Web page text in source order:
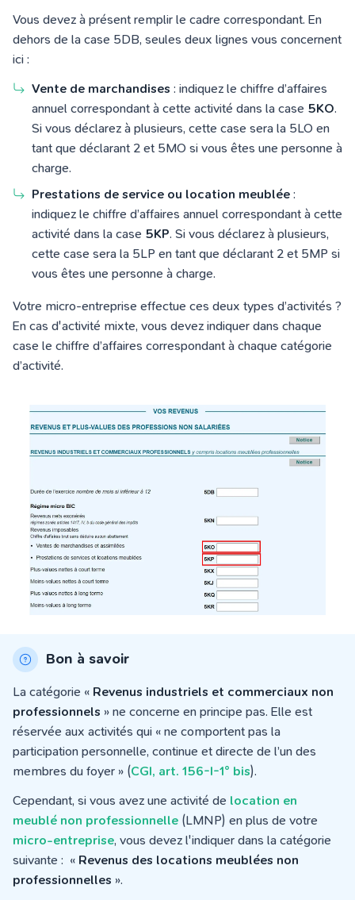
Vous devez à présent remplir le cadre correspondant. En
dehors de la case 5DB, seules deux lignes vous concernent
ici :
Vente de marchandises : indiquez le chiffre d’affaires
annuel correspondant à cette activité dans la case 5KO.
Si vous déclarez à plusieurs, cette case sera la 5LO en
tant que déclarant 2 et 5MO si vous êtes une personne à
charge.
Prestations de service ou location meublée :
indiquez le chiffre d’affaires annuel correspondant à cette
activité dans la case 5KP. Si vous déclarez à plusieurs,
cette case sera la 5LP en tant que déclarant 2 et 5MP si
vous êtes une personne à charge.
Votre micro-entreprise effectue ces deux types d’activités ?
En cas d'activité mixte, vous devez indiquer dans chaque
case le chiffre d’affaires correspondant à chaque catégorie
d’activité.
Bon à savoir
La catégorie « Revenus industriels et commerciaux non
professionnels » ne concerne en principe pas. Elle est
réservée aux activités qui « ne comportent pas la
participation personnelle, continue et directe de l’un des
membres du foyer » (CGI, art. 156-I-1° bis).
Cependant, si vous avez une activité de location en
meublé non professionnelle (LMNP) en plus de votre
micro-entreprise, vous devez l'indiquer dans la catégorie
suivante : « Revenus des locations meublées non
professionnelles ».